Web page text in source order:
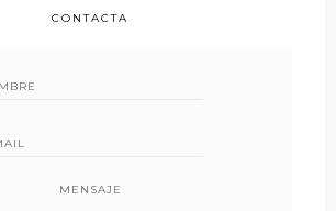
CONTACTA
MENSAJE